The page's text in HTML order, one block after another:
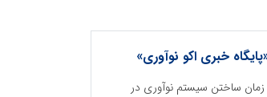
خبری اکو نوآوری»
زمان ساختن سیستم نوآوری در